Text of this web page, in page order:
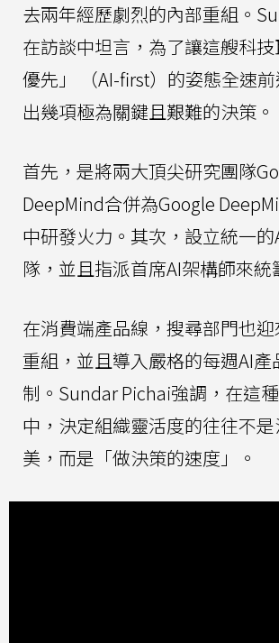
去兩年經歷劇烈的內部重組。
在訪談中坦言，為了讓這艘科
優先」 （AI-first）的姿態全速
出幾項極為關鍵且艱難的決策。
首先，是將兩大頂尖研究團隊
DeepMind合併為Google
中研發火力。其次，設立統一
隊，並且指派首席AI架構師來統
在消費端產品線，搜尋部門也
重組，並且導入嚴格的每週AI產
制。Sundar Pichai強調，在這
中，決定組織靈活度的往往不
美，而是「做決策的速度」。